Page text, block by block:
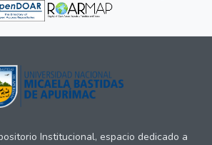
Institucional, espacio dedicado a